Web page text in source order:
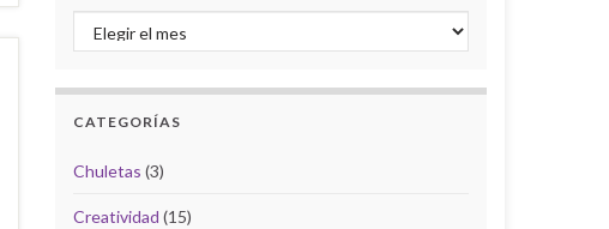
Archivo del Blog
CATEGORÍAS
Chuletas (3)
Creatividad (15)